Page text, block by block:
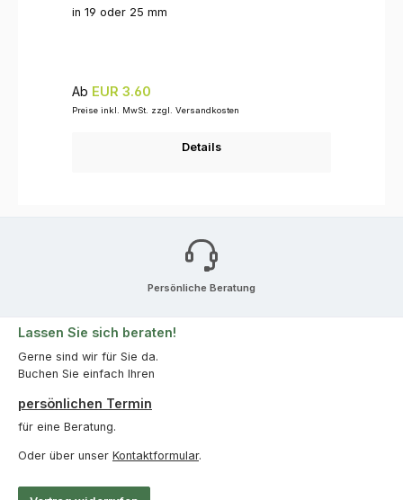
in 19 oder 25 mm
Regulärer Preis:
Ab EUR 3.60
Preise inkl. MwSt. zzgl. Versandkosten
Details
Persönliche Beratung
Lassen Sie sich beraten!
Gerne sind wir für Sie da.
Buchen Sie einfach Ihren
persönlichen Termin
für eine Beratung.
Oder über unser Kontaktformular.